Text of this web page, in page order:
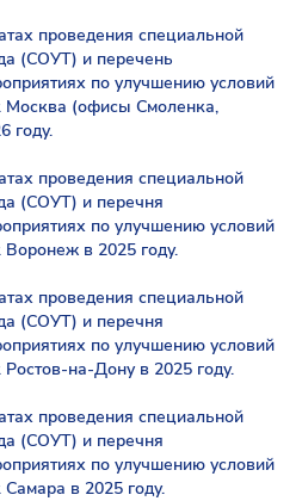
проведения специальной
(СОУТ) и перечень
по улучшению условий
Москва (офисы Смоленка,
году.
проведения специальной
(СОУТ) и перечня
по улучшению условий
Воронеж в 2025 году.
проведения специальной
(СОУТ) и перечня
по улучшению условий
на-Дону в 2025 году.
проведения специальной
(СОУТ) и перечня
по улучшению условий
в 2025 году.